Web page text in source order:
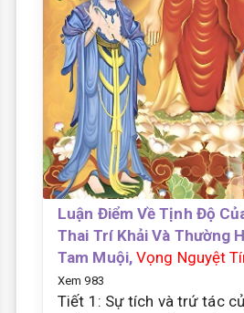
Luận Điểm Về Tịnh Độ
Thai Trí Khải Và Thường
Tam Muội,Vọng Nguyệt
Xem 983
Tiết 1: Sự tích và trứ tác